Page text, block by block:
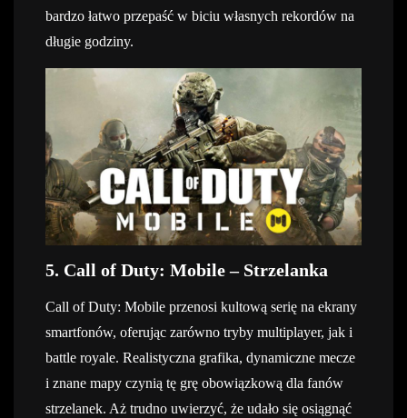
bardzo łatwo przepaść w biciu własnych rekordów na
długie godziny.
5. Call of Duty: Mobile – Strzelanka
Call of Duty: Mobile przenosi kultową serię na ekrany
smartfonów, oferując zarówno tryby multiplayer, jak i
battle royale. Realistyczna grafika, dynamiczne mecze
i znane mapy czynią tę grę obowiązkową dla fanów
strzelanek. Aż trudno uwierzyć, że udało się osiągnąć